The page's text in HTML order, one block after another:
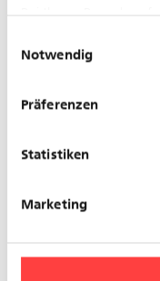
optimal zu
treffen müssen.
Notwendig
Präferenzen
Statistiken
Marketing
Pfeffingen